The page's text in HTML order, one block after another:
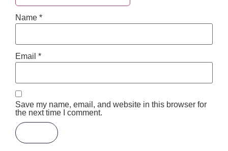
Name *
Email *
Save my name, email, and website in this browser for
the next time I comment.